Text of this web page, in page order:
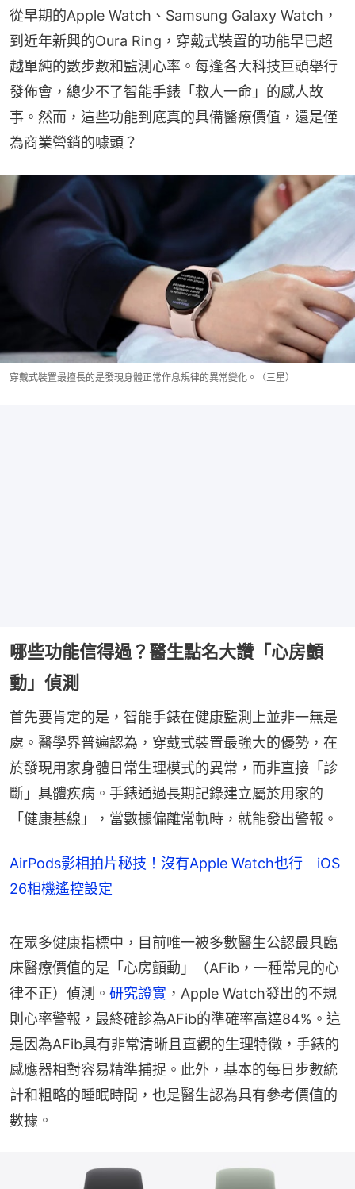
從早期的Apple Watch、Samsung Galaxy Watch，
到近年新興的Oura Ring，穿戴式裝置的功能早已超
越單純的數步數和監測心率。每逢各大科技巨頭舉行
發佈會，總少不了智能手錶「救人一命」的感人故
事。然而，這些功能到底真的具備醫療價值，還是僅
為商業營銷的噱頭？
穿戴式裝置最擅長的是發現身體正常作息規律的異常變化。（三星）
哪些功能信得過？醫生點名大讚「心房顫
動」偵測
首先要肯定的是，智能手錶在健康監測上並非一無是
處。醫學界普遍認為，穿戴式裝置最強大的優勢，在
於發現用家身體日常生理模式的異常，而非直接「診
斷」具體疾病。手錶通過長期記錄建立屬於用家的
「健康基線」，當數據偏離常軌時，就能發出警報。
AirPods影相拍片秘技！沒有Apple Watch也行 iOS
26相機遙控設定
在眾多健康指標中，目前唯一被多數醫生公認最具臨
床醫療價值的是「心房顫動」（AFib，一種常見的心
律不正）偵測。 研究證實 ，Apple Watch發出的不規
則心率警報，最終確診為AFib的準確率高達84%。這
是因為AFib具有非常清晰且直觀的生理特徵，手錶的
感應器相對容易精準捕捉。此外，基本的每日步數統
計和粗略的睡眠時間，也是醫生認為具有參考價值的
數據。